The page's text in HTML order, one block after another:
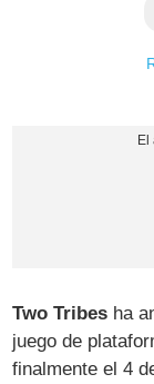
Two Tribes ha
juego de
finalmente el 4